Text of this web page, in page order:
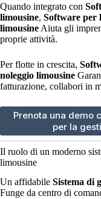
Quando integrato con
limousine, Software per
limousine Aiuta gli
proprie attività.
Per flotte in crescita,
noleggio limousine
fatturazione, collabori in
Prenota una demo
per la
Il ruolo di un moderno
limousine
Un affidabile Sistema di
Funge da centro di